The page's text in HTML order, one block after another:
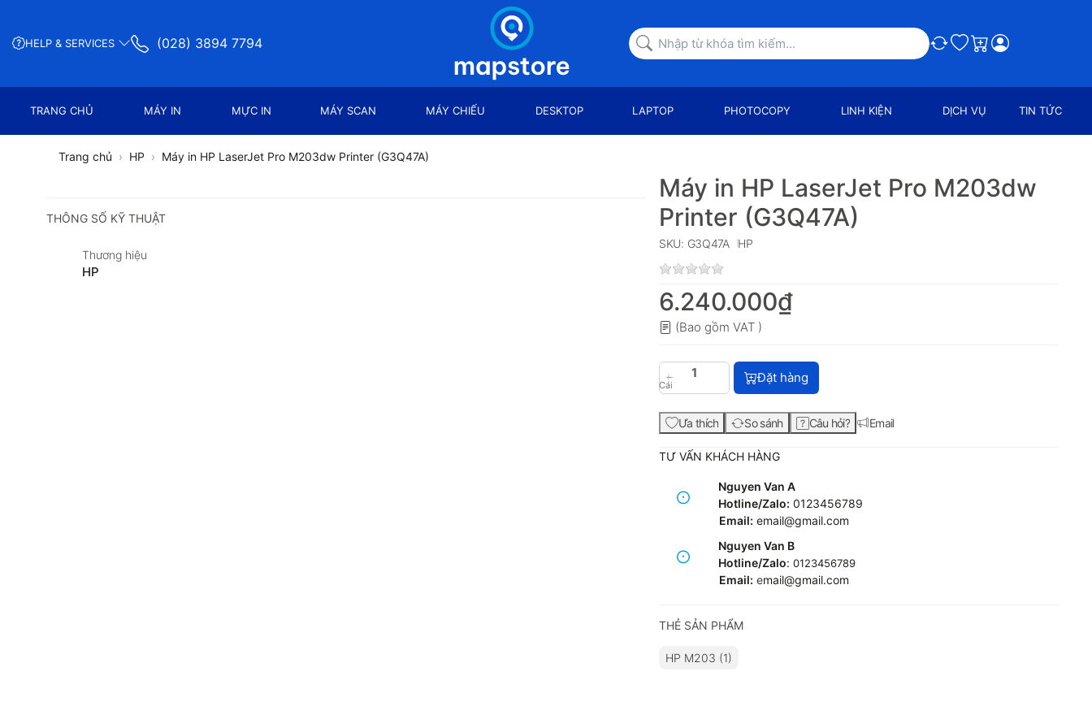
HELP & SERVICES (028) 3894 7794 So sánh
Ưa thích
Giỏ hàng
TRANG CHỦ MÁY IN MỰC IN MÁY SCAN MÁY CHIẾU DESKTOP LAPTOP PHOTOCOPY LINH KIỆN DỊCH VỤ TIN TỨC
Trang chủ HP Máy in HP LaserJet Pro M203dw Printer (G3Q47A)
THÔNG SỐ KỸ THUẬT
Thương hiệu
HP
Máy in HP LaserJet Pro M203dw
Printer (G3Q47A)
SKU: G3Q47A HP
6.240.000₫
(Bao gồm VAT )
Cái
Máy in HP LaserJet Pro M203dw Printer (G3Q47A) với giá
Đặt hàng
Ưa thích So sánh Câu hỏi? Email
TƯ VẤN KHÁCH HÀNG
Nguyen Van A
Hotline/Zalo: 0123456789
Email: email@gmail.com
Nguyen Van B
Hotline/Zalo: 0123456789
Email: email@gmail.com
THẺ SẢN PHẨM
HP M203 (1)